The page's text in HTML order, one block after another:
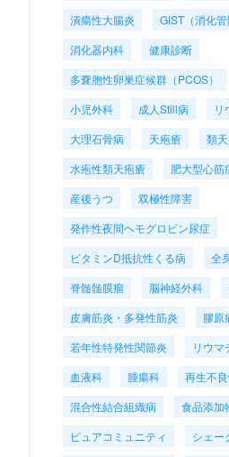
潰瘍性大腸炎
GIST（消化管
消化器内科
健康診断
多嚢胞性卵巣症候群（PCOS）
小児外科
成人Still病 リ
大理石骨病
天疱瘡
類
水疱性類天疱瘡
肥大型心筋
産後うつ
双極性障害
発作性夜間ヘモグロビン尿症
ビタミンD抵抗性くる病
全
脊髄髄膜瘤
脳神経外科
皮膚筋炎・多発性筋炎
膠原
若年性特発性関節炎
リウマ
血液科
腫瘍科
再生不
混合性結合組織病
食品添加
ピュアコミュニティ
シェー